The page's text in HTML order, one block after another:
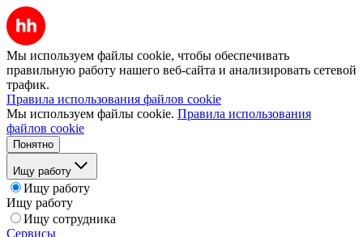
Мы используем файлы cookie, чтобы обеспечивать
правильную работу нашего веб-сайта и анализировать сетевой
трафик.
Правила использования файлов cookie
Мы используем файлы cookie. Правила использования
файлов cookie
Понятно
Ищу работу
Ищу работу
Ищу работу
Ищу сотрудника
Сервисы